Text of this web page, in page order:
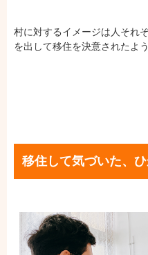
村に対するイメージは人それ
を出して移住を決意されたよう
移住して気づいた、